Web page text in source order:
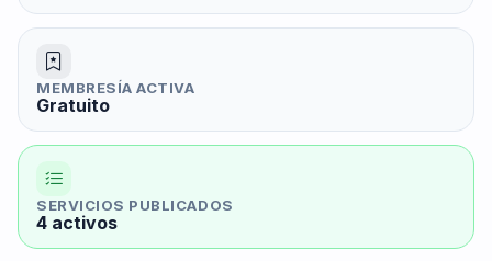
MEMBRESÍA ACTIVA
Gratuito
SERVICIOS PUBLICADOS
4 activos